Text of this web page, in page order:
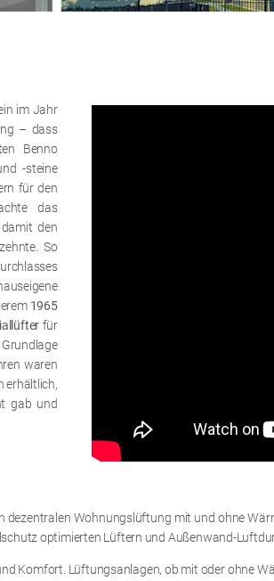
im Jahr
– dass
Benno
-steine
für den
das
den
So
1965
für
waren
erhältlich,
gab und
dezentralen Wohnungslüftung mit und ohne
optimierten Lüftern und Außenwand-
Komfort. Lüftungsanlagen, ob mit oder ohne